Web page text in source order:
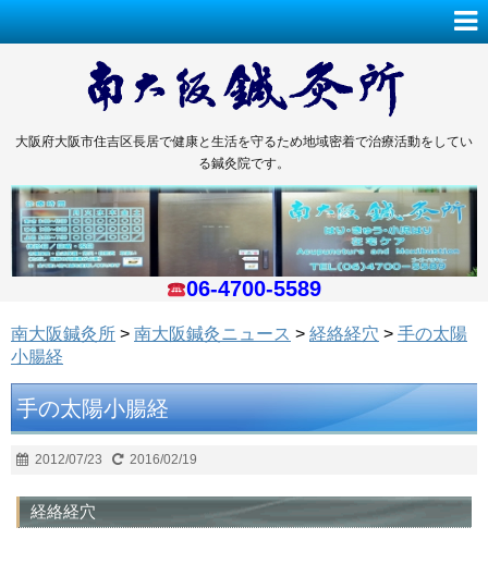
大阪府大阪市住吉区長居で健康と生活を守るため地域密着で治療活動をしてい
る鍼灸院です。
06-4700-5589
南大阪鍼灸所 > 南大阪鍼灸ニュース > 経絡経穴 > 手の太陽
小腸経
手の太陽小腸経
2012/07/23 2016/02/19
経絡経穴